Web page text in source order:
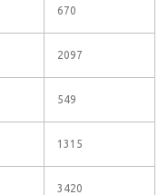
670
2097
549
1315
3420